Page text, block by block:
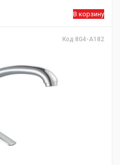
В корзину
Код 8G4-A182